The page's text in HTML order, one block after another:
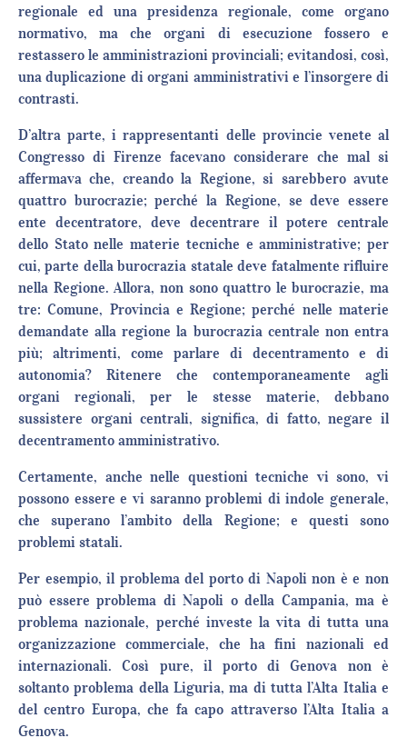
regionale ed una presidenza regionale, come organo
normativo, ma che organi di esecuzione fossero e
restassero le amministrazioni provinciali; evitandosi, così,
una duplicazione di organi amministrativi e l’insorgere di
contrasti.
D’altra parte, i rappresentanti delle provincie venete al
Congresso di Firenze facevano considerare che mal si
affermava che, creando la Regione, si sarebbero avute
quattro burocrazie; perché la Regione, se deve essere
ente decentratore, deve decentrare il potere centrale
dello Stato nelle materie tecniche e amministrative; per
cui, parte della burocrazia statale deve fatalmente rifluire
nella Regione. Allora, non sono quattro le burocrazie, ma
tre: Comune, Provincia e Regione; perché nelle materie
demandate alla regione la burocrazia centrale non entra
più; altrimenti, come parlare di decentramento e di
autonomia? Ritenere che contemporaneamente agli
organi regionali, per le stesse materie, debbano
sussistere organi centrali, significa, di fatto, negare il
decentramento amministrativo.
Certamente, anche nelle questioni tecniche vi sono, vi
possono essere e vi saranno problemi di indole generale,
che superano l’ambito della Regione; e questi sono
problemi statali.
Per esempio, il problema del porto di Napoli non è e non
può essere problema di Napoli o della Campania, ma è
problema nazionale, perché investe la vita di tutta una
organizzazione commerciale, che ha fini nazionali ed
internazionali. Così pure, il porto di Genova non è
soltanto problema della Liguria, ma di tutta l’Alta Italia e
del centro Europa, che fa capo attraverso l’Alta Italia a
Genova.